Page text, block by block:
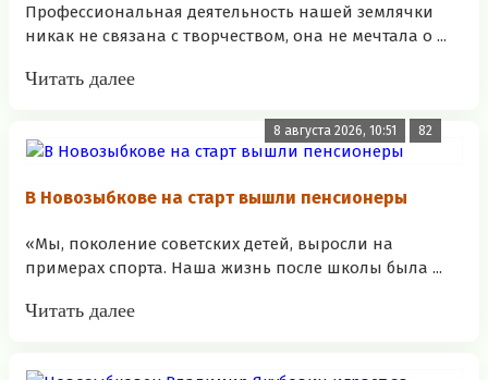
Профессиональная деятельность нашей землячки
никак не связана с творчеством, она не мечтала о ...
Читать далее
8 августа 2026, 10:51 82
В Новозыбкове на старт вышли пенсионеры
«Мы, поколение советских детей, выросли на
примерах спорта. Наша жизнь после школы была ...
Читать далее